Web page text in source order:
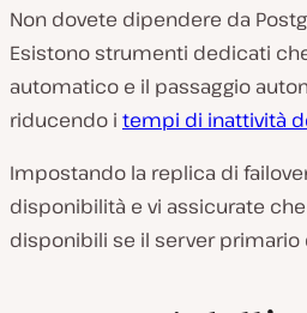
Non dovete dipendere da
Esistono strumenti dedicati
automatico e il passaggio
riducendo i tempi di inattività
Impostando la replica di
disponibilità e vi assicurate
disponibili se il server primario